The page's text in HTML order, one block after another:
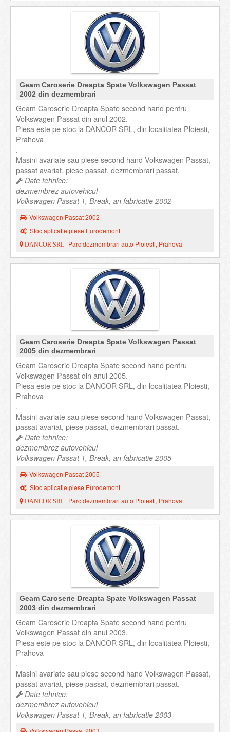
Geam Caroserie Dreapta Spate Volkswagen Passat
2002 din dezmembrari
Geam Caroserie Dreapta Spate second hand pentru
Volkswagen Passat din anul 2002.
Piesa este pe stoc la DANCOR SRL, din localitatea Ploiesti,
Prahova
.
Masini avariate sau piese second hand Volkswagen Passat,
passat avariat, piese passat, dezmembrari passat.
Date tehnice:
dezmembrez autovehicul
Volkswagen Passat 1, Break, an fabricatie 2002
Volkswagen Passat 2002
Stoc aplicatie piese Eurodemont
DANCOR SRL Parc dezmembrari auto Ploiesti, Prahova
Geam Caroserie Dreapta Spate Volkswagen Passat
2005 din dezmembrari
Geam Caroserie Dreapta Spate second hand pentru
Volkswagen Passat din anul 2005.
Piesa este pe stoc la DANCOR SRL, din localitatea Ploiesti,
Prahova
.
Masini avariate sau piese second hand Volkswagen Passat,
passat avariat, piese passat, dezmembrari passat.
Date tehnice:
dezmembrez autovehicul
Volkswagen Passat 1, Break, an fabricatie 2005
Volkswagen Passat 2005
Stoc aplicatie piese Eurodemont
DANCOR SRL Parc dezmembrari auto Ploiesti, Prahova
Geam Caroserie Dreapta Spate Volkswagen Passat
2003 din dezmembrari
Geam Caroserie Dreapta Spate second hand pentru
Volkswagen Passat din anul 2003.
Piesa este pe stoc la DANCOR SRL, din localitatea Ploiesti,
Prahova
.
Masini avariate sau piese second hand Volkswagen Passat,
passat avariat, piese passat, dezmembrari passat.
Date tehnice:
dezmembrez autovehicul
Volkswagen Passat 1, Break, an fabricatie 2003